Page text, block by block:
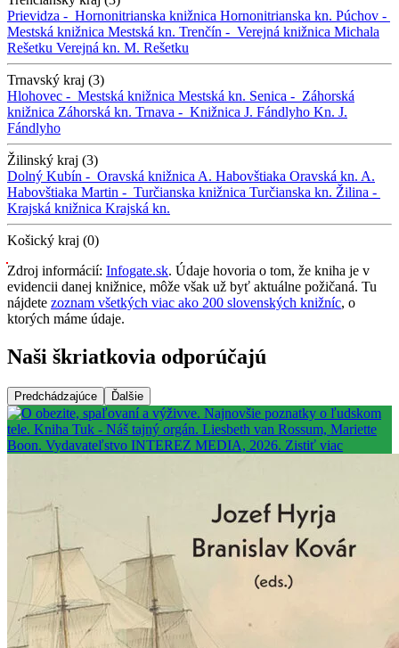
Prievidza - Hornonitrianska knižnica Hornonitrianska kn. Púchov -
Mestská knižnica Mestská kn. Trenčín - Verejná knižnica Michala
Rešetku Verejná kn. M. Rešetku
Trnavský kraj (3)
Hlohovec - Mestská knižnica Mestská kn. Senica - Záhorská
knižnica Záhorská kn. Trnava - Knižnica J. Fándlyho Kn. J.
Fándlyho
Žilinský kraj (3)
Dolný Kubín - Oravská knižnica A. Habovštiaka Oravská kn. A.
Habovštiaka Martin - Turčianska knižnica Turčianska kn. Žilina -
Krajská knižnica Krajská kn.
Košický kraj (0)
Zdroj informácií: Infogate.sk. Údaje hovoria o tom, že kniha je v
evidencii danej knižnice, môže však už byť aktuálne požičaná. Tu
nájdete zoznam všetkých viac ako 200 slovenských knižníc, o
ktorých máme údaje.
Naši škriatkovia odporúčajú
Predchádzajúce Ďalšie